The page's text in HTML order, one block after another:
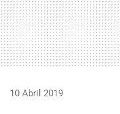
10 Abril 2019